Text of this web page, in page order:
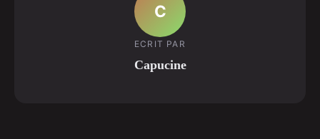
C
ECRIT PAR
Capucine